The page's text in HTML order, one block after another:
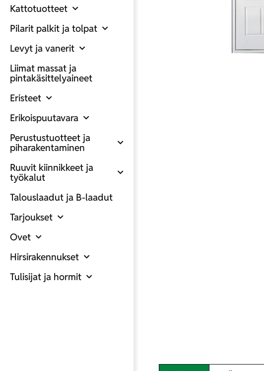
Kattotuotteet
Pilarit palkit ja tolpat
Levyt ja vanerit
Liimat massat ja
pintakäsittelyaineet
Eristeet
Erikoispuutavara
Perustustuotteet ja
piharakentaminen
Ruuvit kiinnikkeet ja
työkalut
Talouslaadut ja B-laadut
Tarjoukset
Ovet
Hirsirakennukset
Tulisijat ja hormit